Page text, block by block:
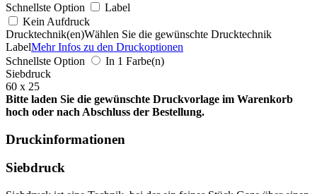
Schnellste Option
Label
Kein Aufdruck
Drucktechnik(en)Wählen Sie die gewünschte Drucktechnik
LabelMehr Infos zu den Druckoptionen
Schnellste Option
In 1 Farbe(n)
Siebdruck
60 x 25
Bitte laden Sie die gewünschte Druckvorlage im Warenkorb
hoch oder nach Abschluss der Bestellung.
Druckinformationen
Siebdruck